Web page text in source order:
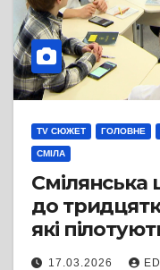
TV СЮЖЕТ ГОЛОВНЕ
СМІЛА
Смілянська
до
які
профільної
17.03.2026